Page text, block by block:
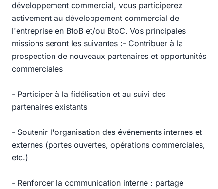
développement commercial, vous participerez
activement au développement commercial de
l'entreprise en BtoB et/ou BtoC. Vos principales
missions seront les suivantes :- Contribuer à la
prospection de nouveaux partenaires et opportunités
commerciales
- Participer à la fidélisation et au suivi des
partenaires existants
- Soutenir l'organisation des événements internes et
externes (portes ouvertes, opérations commerciales,
etc.)
- Renforcer la communication interne : partage